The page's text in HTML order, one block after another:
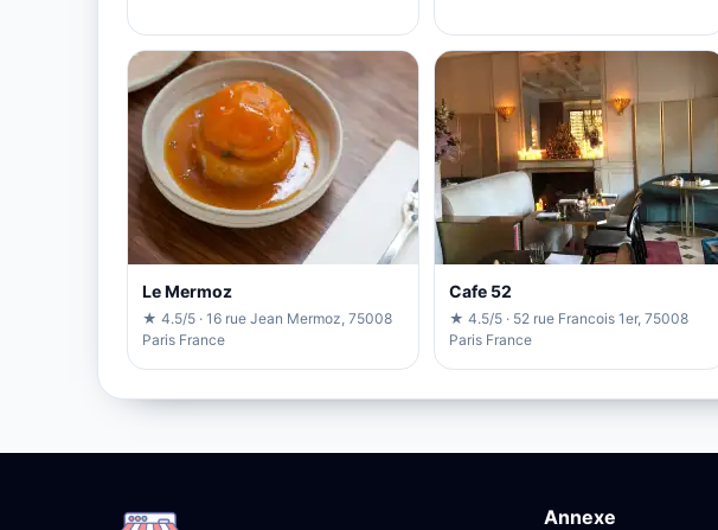
Le Mermoz
★ 4.5/5 · 16 rue Jean Mermoz, 75008
Paris France
Cafe 52
★ 4.5/5 · 52 rue Francois 1er, 75008
Paris France
Annexe